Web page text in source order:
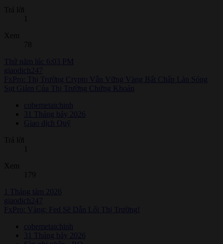
Trả lời
Xem
78
Thứ năm lúc 6:03 PM
giaodich247
FxPro: Thị Trường Crypto Vẫn Vững Vàng Bất Chấp Làn Sóng
Sụt Giảm Của Thị Trường Chứng Khoán
cobemetaichinh
31 Tháng bảy 2026
Giao dịch Quỹ
Trả lời
Xem
179
1 Tháng tám 2026
giaodich247
FxPro: Vàng: Fed Sẽ Dẫn Lối Thị Trường!
cobemetaichinh
31 Tháng bảy 2026